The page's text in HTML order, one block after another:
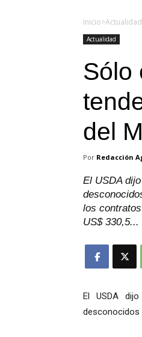
Inicio>Actualidad
Actualidad
Sólo
del
Por Redacción
El USDA
los
US$ 330,5...
El USDA
desconocidos